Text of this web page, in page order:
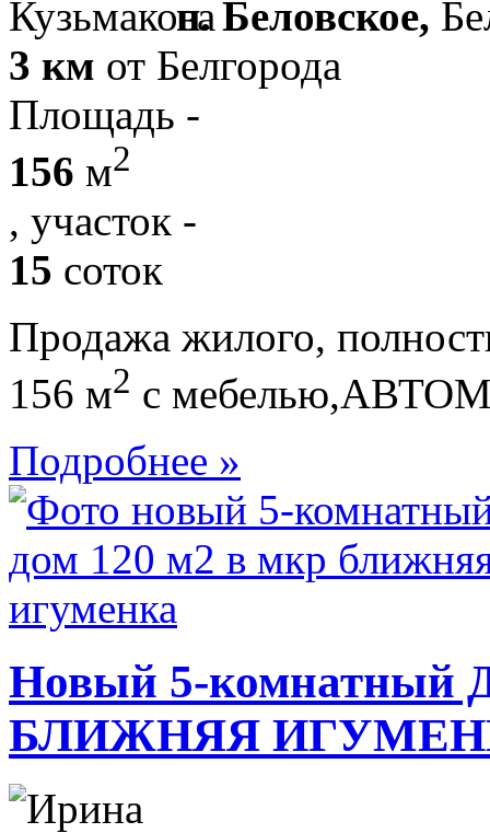
п. Беловское,
3 км от Белгорода
Площадь -
156 м2
, участок -
15 соток
Продажа жилого,
156 м2 с
Подробнее »
Новый 5-комнатный
БЛИЖНЯЯ